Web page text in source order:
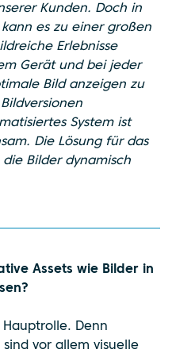
Kunden. Doch in
es zu einer großen
Erlebnisse
Gerät und bei jeder
Bild anzeigen zu
System ist
Die Lösung für das
Bilder dynamisch
Assets wie Bilder in
Denn
vor allem visuelle